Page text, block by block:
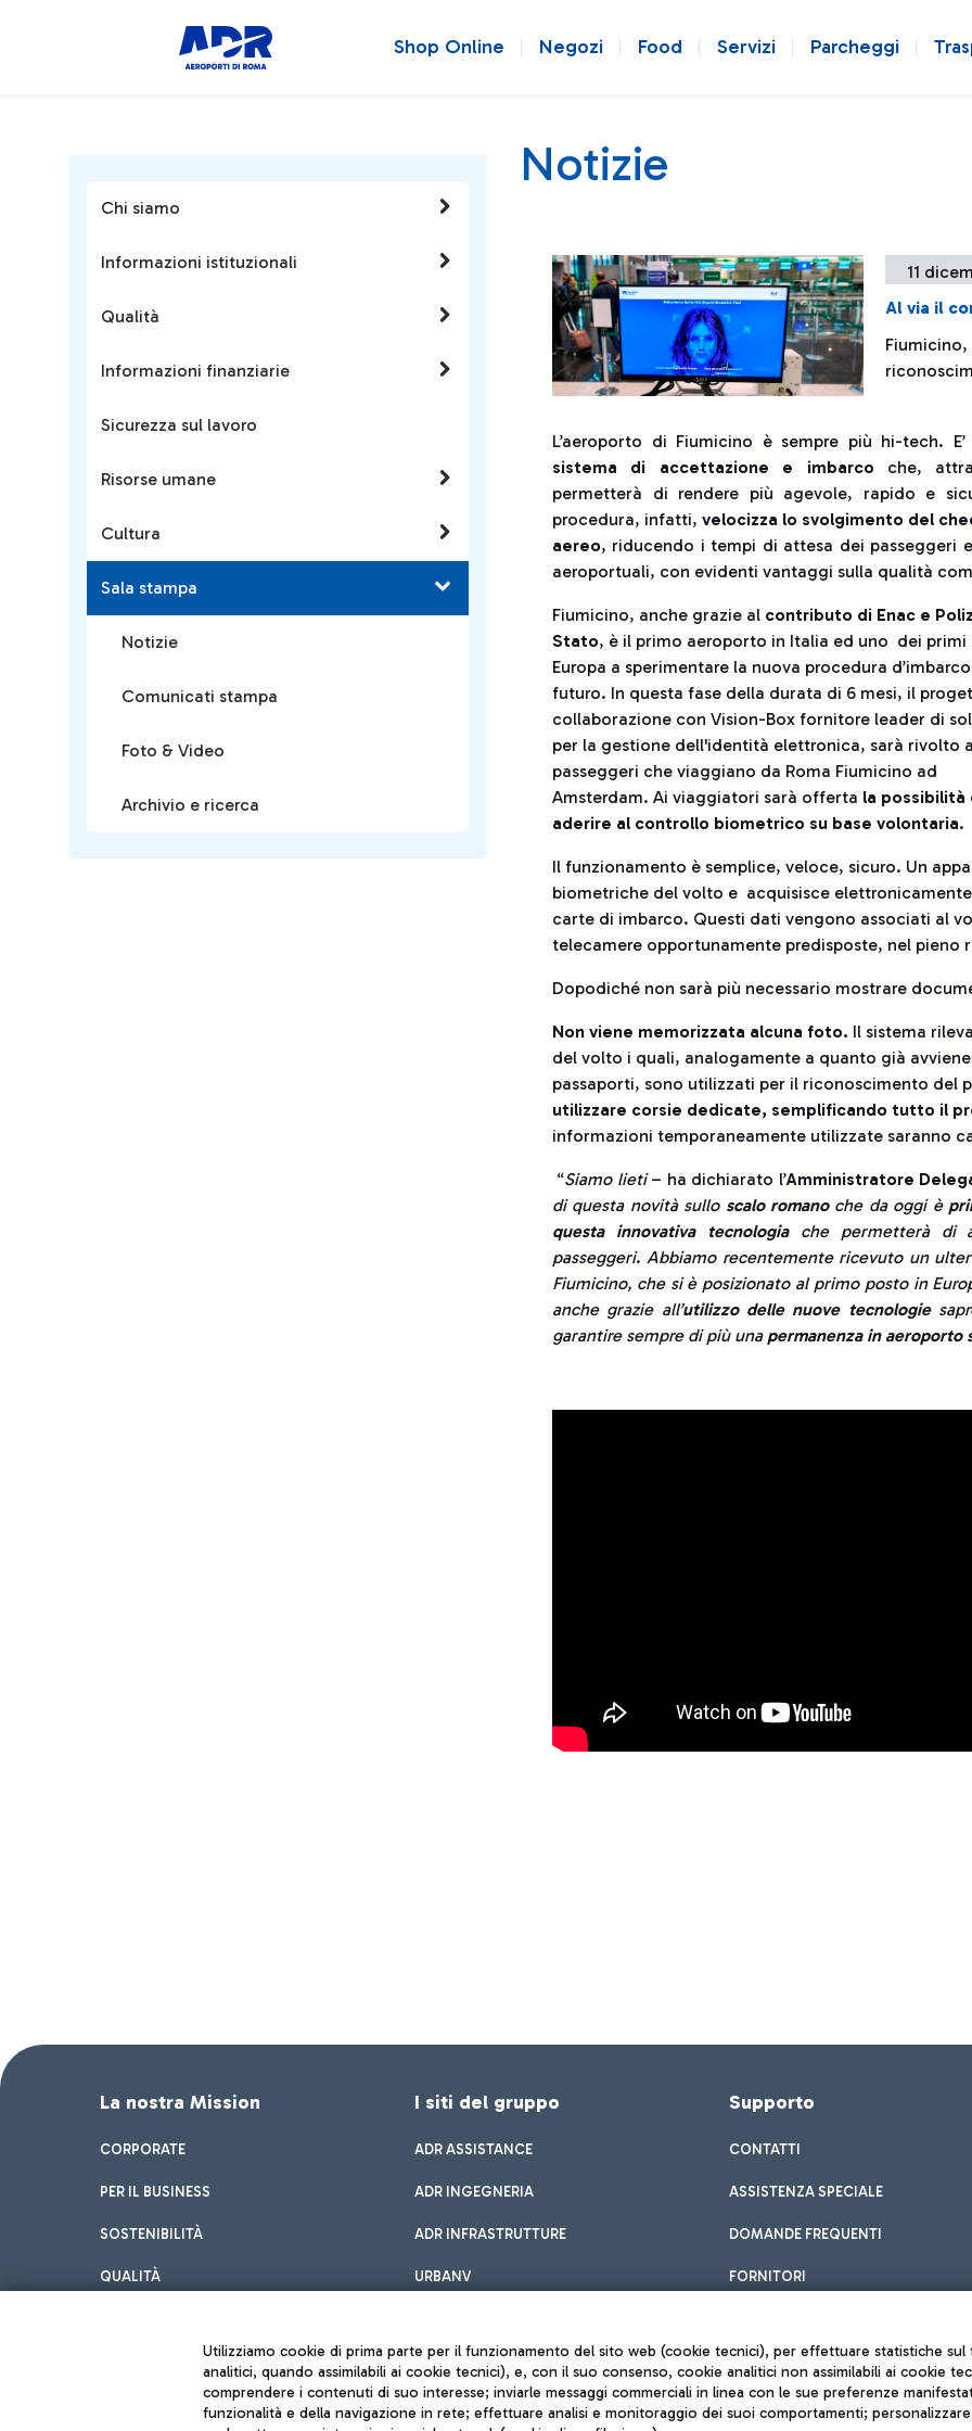
Shop Online Negozi Food Servizi Parcheggi
Chi siamo
Informazioni istituzionali
Qualità
Informazioni finanziarie
Sicurezza sul lavoro
Risorse umane
Cultura
Sala stampa
Notizie
Comunicati stampa
Foto & Video
Archivio e ricerca
Notizie
11
Al via il
L’aeroporto di Fiumicino è sempre più hi-tech.
sistema di accettazione e imbarco che,
permetterà di rendere più agevole, rapido e
procedura, infatti, velocizza lo svolgimento del
aereo, riducendo i tempi di attesa dei passeggeri
aeroportuali, con evidenti vantaggi sulla qualità
Fiumicino, anche grazie al contributo di Enac e
Stato, è il primo aeroporto in Italia ed uno dei primi
Europa a sperimentare la nuova procedura
futuro. In questa fase della durata di 6 mesi, il
collaborazione con Vision-Box fornitore leader di
per la gestione dell'identità elettronica, sarà rivolto
passeggeri che viaggiano da Roma Fiumicino ad
Amsterdam. Ai viaggiatori sarà offerta la possibilità
aderire al controllo biometrico su base volontaria.
Il funzionamento è semplice, veloce, sicuro. Un
biometriche del volto e acquisisce
carte di imbarco. Questi dati vengono associati al
telecamere opportunamente predisposte, nel pieno
Dopodiché non sarà più necessario mostrare
Non viene memorizzata alcuna foto. Il sistema
del volto i quali, analogamente a quanto già
passaporti, sono utilizzati per il riconoscimento del
utilizzare corsie dedicate, semplificando tutto il
informazioni temporaneamente utilizzate saranno
“Siamo lieti– ha dichiarato l’Amministratore
di questa novità sullo scalo romanoche da oggi è
questa innovativa tecnologiache permetterà di
passeggeri.Abbiamo recentemente ricevuto un
Fiumicino, che si è posizionato al primo posto in
anche grazie all’utilizzo delle nuove tecnologie
garantire sempre di più una permanenza in aeroporto
La nostra Mission
CORPORATE
PER IL BUSINESS
SOSTENIBILITÀ
QUALITÀ
I siti del gruppo
ADR ASSISTANCE
ADR INGEGNERIA
ADR INFRASTRUTTURE
URBANV
Supporto
CONTATTI
ASSISTENZA SPECIALE
DOMANDE FREQUENTI
FORNITORI
Utilizziamo cookie di prima parte per il funzionamento del sito web (cookie tecnici), per effettuare statistiche
analitici, quando assimilabili ai cookie tecnici), e, con il suo consenso, cookie analitici non assimilabili ai cookie
comprendere i contenuti di suo interesse; inviarle messaggi commerciali in linea con le sue preferenze
funzionalità e della navigazione in rete; effettuare analisi e monitoraggio dei suoi comportamenti;